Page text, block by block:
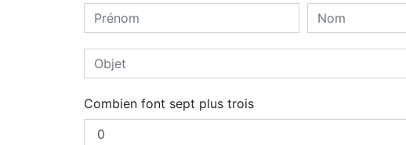
Combien font sept plus trois